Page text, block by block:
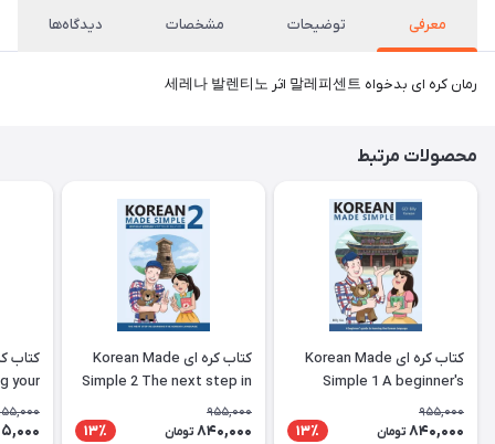
معرفی توضیحات مشخصات دیدگاه‌ها
رمان کره ای بدخواه 말레피센트 اثر 세레나 발렌티노
محصولات مرتبط
کتاب کره ای Korean Made
Simple 1 A beginner's
guide to learning the
Korean language
955,000
840,000 تومان 13٪
کتاب کره ای Korean Made
Simple 2 The next step in
learning the Korean
language
955,000
840,000 تومان 13٪
your
the